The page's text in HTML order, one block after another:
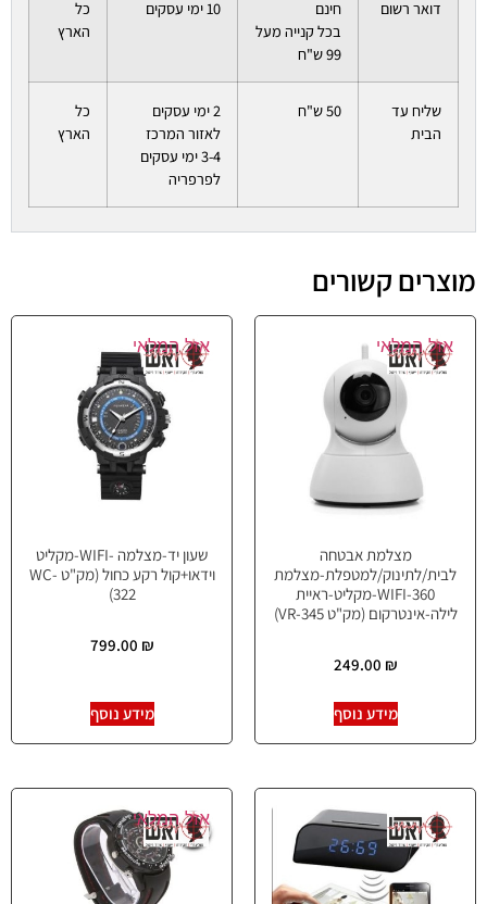
דואר רשום
חינם
בכל קנייה מעל
99 ש"ח
10 ימי עסקים
כל
הארץ
שליח עד
הבית
50 ש"ח
2 ימי עסקים
לאזור המרכז
3-4 ימי עסקים
לפרפריה
כל
הארץ
מוצרים קשורים
אזל המלאי
מצלמת אבטחה
לבית/לתינוק/למטפלת-מצלמת
360-WIFI-מקליט-ראיית
לילה-אינטרקום (מק"ט VR-345)
249.00 ₪
מידע נוסף
אזל המלאי
שעון יד-מצלמה -WIFI-מקליט
וידאו+קול רקע כחול (מק"ט WC-
322)
799.00 ₪
מידע נוסף
אזל המלאי